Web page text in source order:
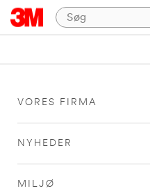
VORES FIRMA
NYHEDER
MILJØ